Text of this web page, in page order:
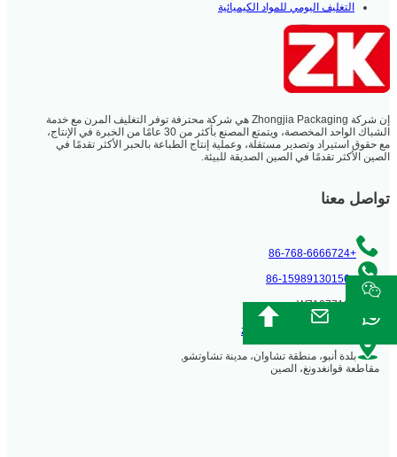
التغليف اليومي للمواد الكيميائية
إن شركة Zhongjia Packaging هي شركة محترفة توفر التغليف المرن مع خدمة
الشباك الواحد المخصصة، ويتمتع المصنع بأكثر من 30 عامًا من الخبرة في الإنتاج،
مع حقوق استيراد وتصدير مستقلة، وعملية إنتاج الطباعة بالحبر الأكثر تقدمًا في
الصين الأكثر تقدمًا في الصين الصديقة للبيئة.
تواصل معنا
+86-768-6666724
+86-15989130156
W71077107
zkprintpack@gmail.com
بلدة أنبو، منطقة تشاوان، مدينة تشاوتشو,
مقاطعة قوانغدونغ، الصين